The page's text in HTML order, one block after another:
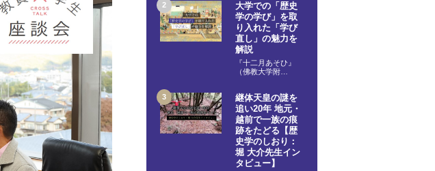
大学での「歴史
学の学び」を取
り入れた「学び
直し」の魅力を
解説
『十二月あそひ』
（佛教大学附…
継体天皇の謎を
追い20年 地元・
越前で一族の痕
跡をたどる【歴
史学のしおり：
堀 大介先生イン
タビュー】